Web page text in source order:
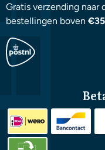
Gratis verzending naar
bestellingen boven